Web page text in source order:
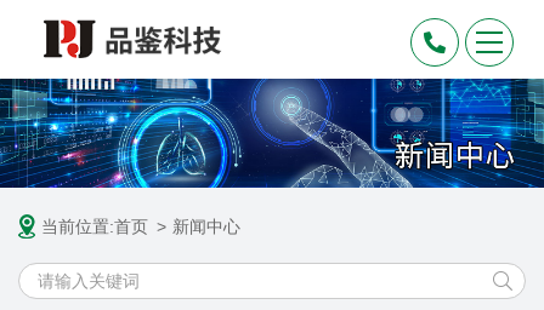
当前位置:首页 新闻中心